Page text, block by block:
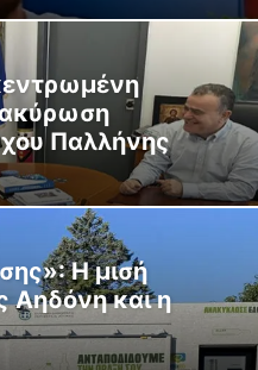
ακύρωση
Παλλήνης
Η μισή
Αηδόνη και η